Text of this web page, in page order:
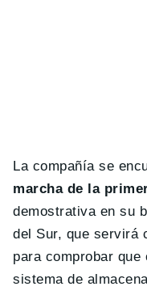
La compañía se
marcha de la
demostrativa en su
del Sur, que servirá
para comprobar
sistema de